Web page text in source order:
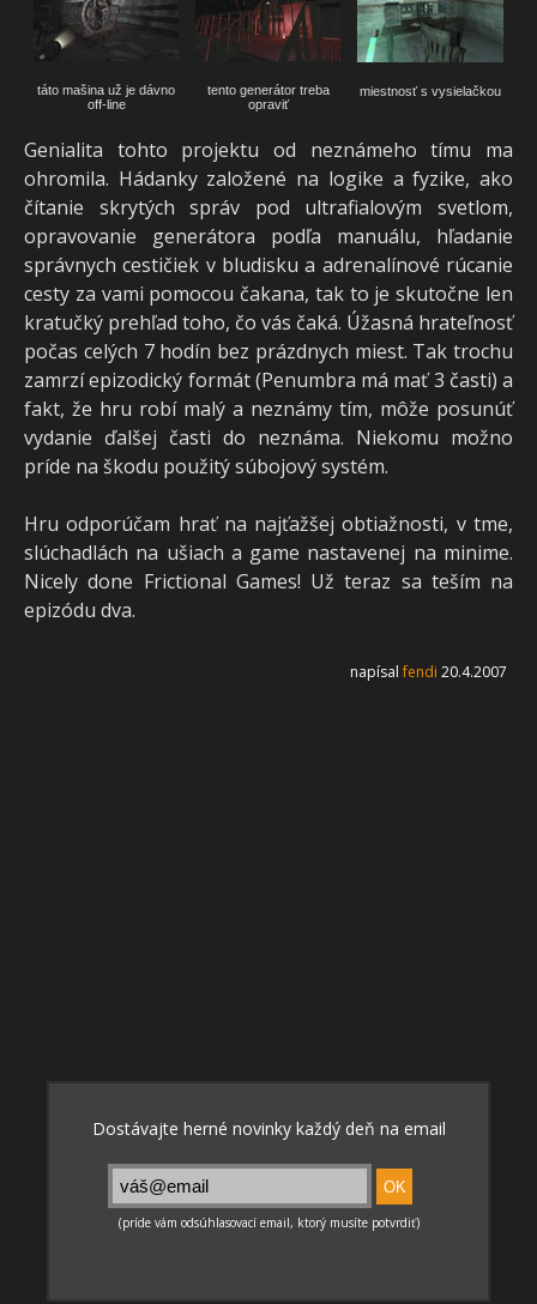
táto mašina už je dávno
off-line
tento generátor treba
opraviť
miestnosť s vysielačkou
Genialita tohto projektu od neznámeho tímu ma
ohromila. Hádanky založené na logike a fyzike, ako
čítanie skrytých správ pod ultrafialovým svetlom,
opravovanie generátora podľa manuálu, hľadanie
správnych cestičiek v bludisku a adrenalínové rúcanie
cesty za vami pomocou čakana, tak to je skutočne len
kratučký prehľad toho, čo vás čaká. Úžasná hrateľnosť
počas celých 7 hodín bez prázdnych miest. Tak trochu
zamrzí epizodický formát (Penumbra má mať 3 časti) a
fakt, že hru robí malý a neznámy tím, môže posunúť
vydanie ďalšej časti do neznáma. Niekomu možno
príde na škodu použitý súbojový systém.
Hru odporúčam hrať na najťažšej obtiažnosti, v tme,
slúchadlách na ušiach a game nastavenej na minime.
Nicely done Frictional Games! Už teraz sa teším na
epizódu dva.
napísalfendi 20.4.2007